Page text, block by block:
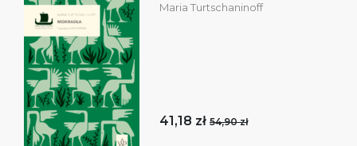
Maria Turtschaninoff
41,18 zł 54,90 zł